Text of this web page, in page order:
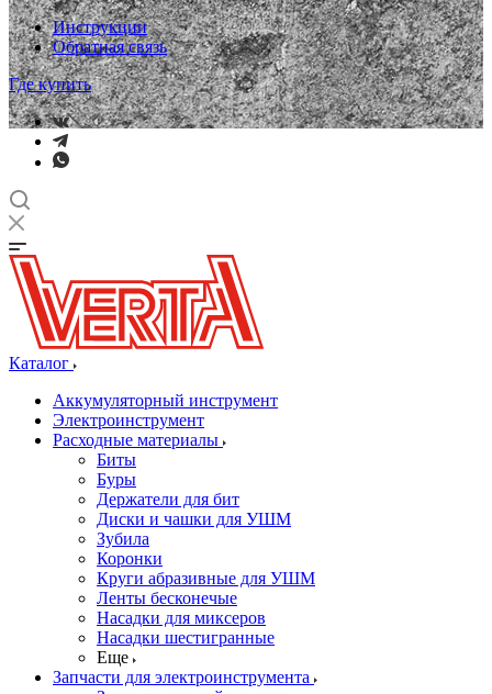
Инструкции
Обратная связь
Где купить
Каталог
Аккумуляторный инструмент
Электроинструмент
Расходные материалы
Биты
Буры
Держатели для бит
Диски и чашки для УШМ
Зубила
Коронки
Круги абразивные для УШМ
Ленты бесконечые
Насадки для миксеров
Насадки шестигранные
Еще
Запчасти для электроинструмента